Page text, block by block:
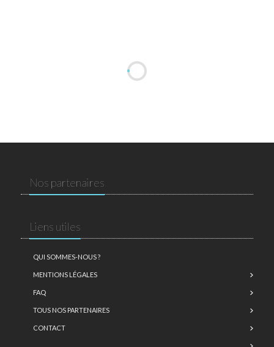
Nos partenaires
Liens utiles
QUI SOMMES-NOUS ?
MENTIONS LÉGALES
FAQ
TOUS NOS PARTENAIRES
CONTACT